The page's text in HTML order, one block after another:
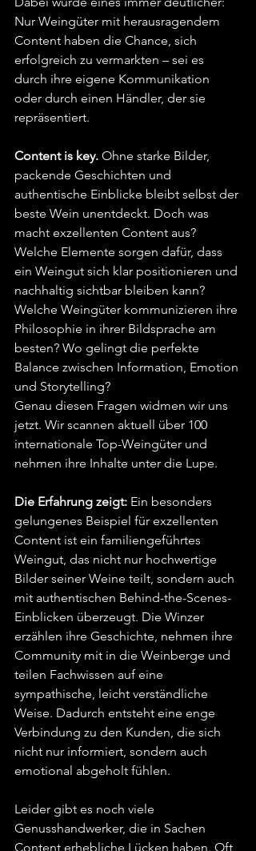
Nur Weingüter mit herausragendem
Content haben die Chance, sich
erfolgreich zu vermarkten – sei es
durch ihre eigene Kommunikation
oder durch einen Händler, der sie
repräsentiert.
Content is key. Ohne starke Bilder,
packende Geschichten und
authentische Einblicke bleibt selbst der
beste Wein unentdeckt. Doch was
macht exzellenten Content aus?
Welche Elemente sorgen dafür, dass
ein Weingut sich klar positionieren und
nachhaltig sichtbar bleiben kann?
Welche Weingüter kommunizieren ihre
Philosophie in ihrer Bildsprache am
besten? Wo gelingt die perfekte
Balance zwischen Information, Emotion
und Storytelling?
Genau diesen Fragen widmen wir uns
jetzt. Wir scannen aktuell über 100
internationale Top-Weingüter und
nehmen ihre Inhalte unter die Lupe.
Die Erfahrung zeigt: Ein besonders
gelungenes Beispiel für exzellenten
Content ist ein familiengeführtes
Weingut, das nicht nur hochwertige
Bilder seiner Weine teilt, sondern auch
mit authentischen Behind-the-Scenes-
Einblicken überzeugt. Die Winzer
erzählen ihre Geschichte, nehmen ihre
Community mit in die Weinberge und
teilen Fachwissen auf eine
sympathische, leicht verständliche
Weise. Dadurch entsteht eine enge
Verbindung zu den Kunden, die sich
nicht nur informiert, sondern auch
emotional abgeholt fühlen.
Leider gibt es noch viele
Genusshandwerker, die in Sachen
Content erhebliche Lücken haben. Oft